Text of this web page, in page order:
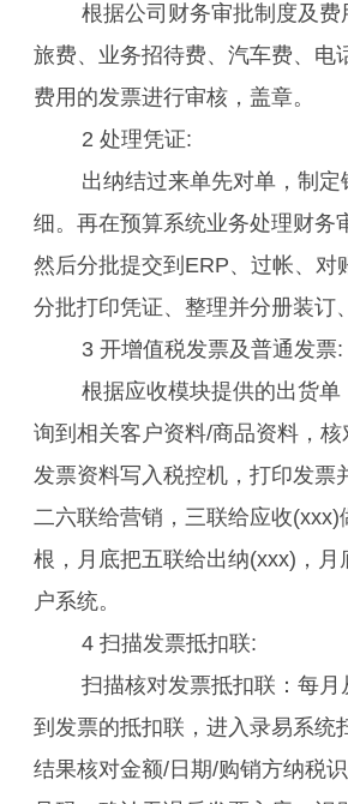
根据公司财务审批制度及费
旅费、业务招待费、汽车费、电
费用的发票进行审核，盖章。
2 处理凭证:
出纳结过来单先对单，制定
细。再在预算系统业务处理财务
然后分批提交到ERP、过帐、对
分批打印凭证、整理并分册装订
3 开增值税发票及普通发票:
根据应收模块提供的出货单
询到相关客户资料/商品资料，
发票资料写入税控机，打印发票
二六联给营销，三联给应收(xxx)
根，月底把五联给出纳(xxx)，月
户系统。
4 扫描发票抵扣联:
扫描核对发票抵扣联：每月
到发票的抵扣联，进入录易系统
结果核对金额/日期/购销方纳税